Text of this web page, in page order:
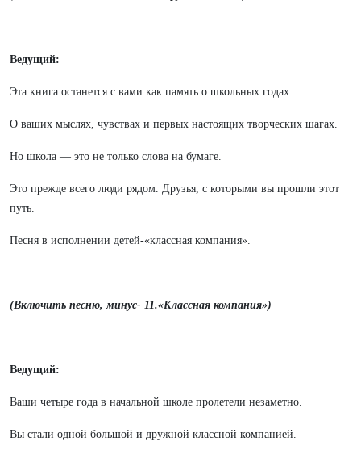
Ведущий:
Эта книга останется с вами как память о школьных годах…
О ваших мыслях, чувствах и первых настоящих творческих шагах.
Но школа — это не только слова на бумаге.
Это прежде всего люди рядом. Друзья, с которыми вы прошли этот
путь.
Песня в исполнении детей-«классная компания».
(Включить песню, минус- 11.«Классная компания»)
Ведущий:
Ваши четыре года в начальной школе пролетели незаметно.
Вы стали одной большой и дружной классной компанией.